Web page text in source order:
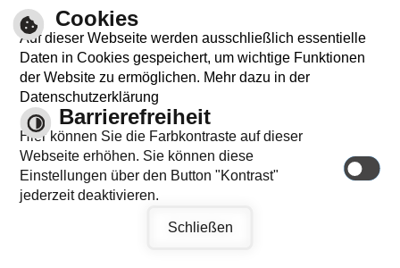
Optionen:
INFO
Cookies
Auf dieser Webseite werden ausschließlich essentielle
Daten in Cookies gespeichert, um wichtige Funktionen
der Website zu ermöglichen. Mehr dazu in der
Datenschutzerklärung
Barrierefreiheit
Hier können Sie die Farbkontraste auf dieser
Webseite erhöhen. Sie können diese
Einstellungen über den Button "Kontrast"
jederzeit deaktivieren.
Schließen